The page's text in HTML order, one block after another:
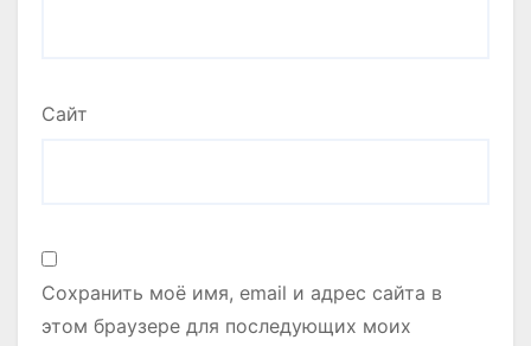
Сайт
Сохранить моё имя, email и адрес сайта в
этом браузере для последующих моих